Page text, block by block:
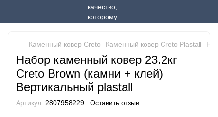
Каменный ковер Creto Каменный ковер Creto Plastall
Набор каменный ковер 23.2кг
Creto Brown (камни + клей)
Вертикальный plastall
Артикул: 2807958229 Оставить отзыв